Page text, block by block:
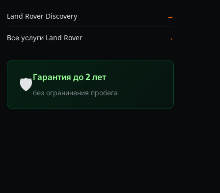
Land Rover Discovery →
Все услуги Land Rover →
🛡Гарантия до 2 лет
без ограничения пробега